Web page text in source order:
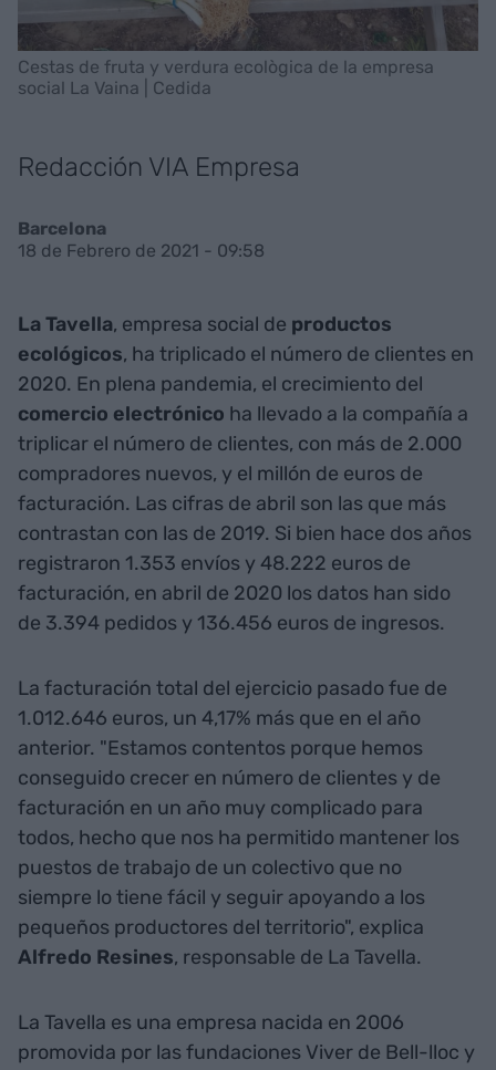
Cestas de fruta y verdura ecològica de la empresa
social La Vaina | Cedida
Redacción VIA Empresa
Barcelona
18 de Febrero de 2021 - 09:58
La Tavella, empresa social de productos
ecológicos, ha triplicado el número de clientes en
2020. En plena pandemia, el crecimiento del
comercio electrónico ha llevado a la compañía a
triplicar el número de clientes, con más de 2.000
compradores nuevos, y el millón de euros de
facturación. Las cifras de abril son las que más
contrastan con las de 2019. Si bien hace dos años
registraron 1.353 envíos y 48.222 euros de
facturación, en abril de 2020 los datos han sido
de 3.394 pedidos y 136.456 euros de ingresos.
La facturación total del ejercicio pasado fue de
1.012.646 euros, un 4,17% más que en el año
anterior. "Estamos contentos porque hemos
conseguido crecer en número de clientes y de
facturación en un año muy complicado para
todos, hecho que nos ha permitido mantener los
puestos de trabajo de un colectivo que no
siempre lo tiene fácil y seguir apoyando a los
pequeños productores del territorio", explica
Alfredo Resines, responsable de La Tavella.
La Tavella es una empresa nacida en 2006
promovida por las fundaciones Viver de Bell-lloc y